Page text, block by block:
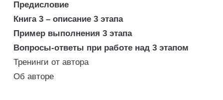
Предисловие
Книга 3 – описание 3 этапа
Пример выполнения 3 этапа
Вопросы-ответы при работе над 3 этапом
Тренинги от автора
Об авторе